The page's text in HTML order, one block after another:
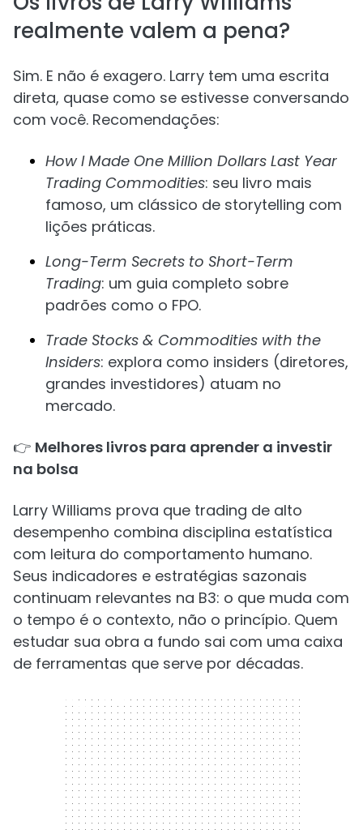
realmente valem a pena?
Sim. E não é exagero. Larry tem uma escrita
direta, quase como se estivesse conversando
com você. Recomendações:
How I Made One Million Dollars Last Year
Trading Commodities: seu livro mais
famoso, um clássico de storytelling com
lições práticas.
Long-Term Secrets to Short-Term
Trading: um guia completo sobre
padrões como o FPO.
Trade Stocks & Commodities with the
Insiders: explora como insiders (diretores,
grandes investidores) atuam no
mercado.
👉 Melhores livros para aprender a investir
na bolsa
Larry Williams prova que trading de alto
desempenho combina disciplina estatística
com leitura do comportamento humano.
Seus indicadores e estratégias sazonais
continuam relevantes na B3: o que muda com
o tempo é o contexto, não o princípio. Quem
estudar sua obra a fundo sai com uma caixa
de ferramentas que serve por décadas.
300 x 250